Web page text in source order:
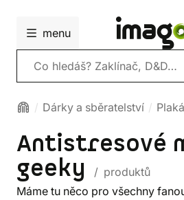
menu
Vyhledávání
Dárky a sběratelství
Antistresové
geeky
/ produktů
Máme tu něco pro všechny